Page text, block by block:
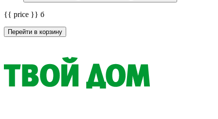
{{ price }} б
Перейти в корзину